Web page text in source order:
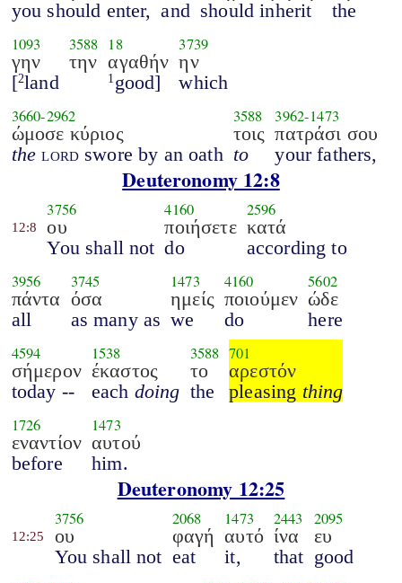
you should enter, and should inherit
the
1093
γην
[2land
3588
την
18
αγαθήν
1 good]
3739
ην
which
3660-2962
ώμοσε κύριος
the lord swore by an oath
3588
τοις
to
3962-1473
πατράσι σου
your fathers,
Deuteronomy 12:8
12:8
3756
ου
You shall not
4160
ποιήσετε
do
2596
κατά
according to
3956
πάντα
all
3745
όσα
as many as
1473
ημείς
we
4160
ποιούμεν
do
5602
ώδε
here
4594
σήμερον
today --
1538
έκαστος
each doing
3588
το
the
701
αρεστόν
pleasing thing
1726
εναντίον
before
1473
αυτού
him.
Deuteronomy 12:25
12:25
3756
ου
You shall not
2068
φαγή
eat
1473
αυτό
it,
2443
ίνα
that
2095
ευ
good